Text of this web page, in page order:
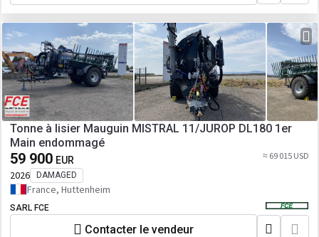
Tonne à lisier Mauguin MISTRAL 11/JUROP DL180 1er
Main endommagé
59 900 EUR ≈ 69 015 USD
2026 DAMAGED
France, Huttenheim
SARL FCE
Contacter le vendeur